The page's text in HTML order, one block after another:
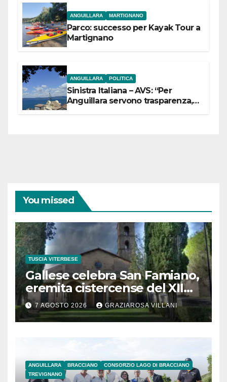
ANGUILLARA MARTIGNANO
Parco: successo per Kayak Tour a
Martignano
ANGUILLARA POLITICA
Sinistra Italiana – AVS: “Per
Anguillara servono trasparenza,
You missed
TUSCIA VITERBESE
Gallese celebra San Famiano,
eremita cistercense del XII
secolo
7 AGOSTO 2026 GRAZIAROSA VILLANI
ANGUILLARA BRACCIANO
CONSORZIO LAGO DI BRACCIANO
TREVIGNANO